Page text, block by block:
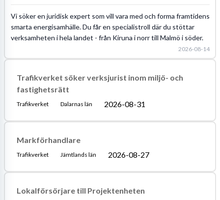
Vi söker en juridisk expert som vill vara med och forma framtidens
smarta energisamhälle. Du får en specialistroll där du stöttar
verksamheten i hela landet - från Kiruna i norr till Malmö i söder.
2026-08-14
Trafikverket söker verksjurist inom miljö- och
fastighetsrätt
Trafikverket Dalarnas län 2026-08-31
Markförhandlare
Trafikverket Jämtlands län 2026-08-27
Lokalförsörjare till Projektenheten